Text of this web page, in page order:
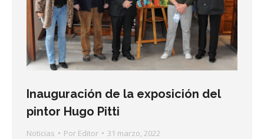
Inauguración de la exposición del
pintor Hugo Pitti
Noticias Por Editor 31 marzo, 2022